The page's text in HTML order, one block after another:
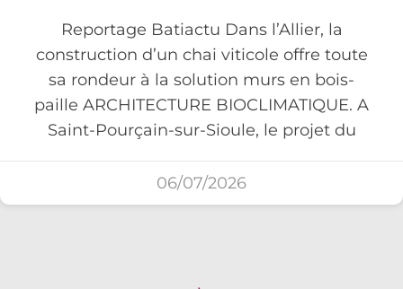
Reportage Batiactu Dans l’Allier, la
construction d’un chai viticole offre toute
sa rondeur à la solution murs en bois-
paille ARCHITECTURE BIOCLIMATIQUE. A
Saint-Pourçain-sur-Sioule, le projet du
06/07/2026